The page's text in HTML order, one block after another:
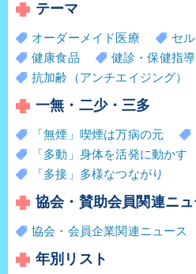
テーマ
オーダーメイド医療 セ
健康食品
健診・保健指導
抗加齢（アンチエイジング）
一無・二少・三多
「無煙」喫煙は万病の元
「多動」身体を活発に動かす
「多接」多様なつながり
協会・賛助会員関連ニュ
協会・会員企業関連ニュース
年別リスト